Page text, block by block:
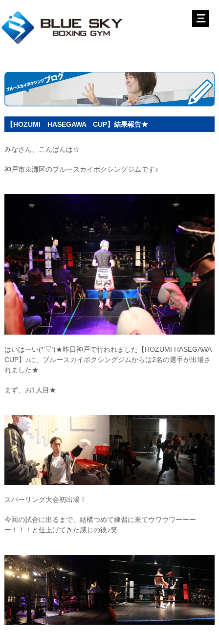
【HOZUMI HASEGAWA CUP】結果報告★
みなさん、こんばんは☆
神戸市東灘区のブルースカイボクシングジムです♪
はいはーい(*’▽’)★昨日神戸で行われました【HOZUMI HASEGAWA
CUP】♪に、ブルースカイボクシングジムからは2名の選手が出場さ
れました★
まず、お1人目★
スパーリング大会初出場！
今回の試合に出るまで、結構つめて練習に来てウワウワーーー
ー！！！と仕上げてきた感じの彼♪笑